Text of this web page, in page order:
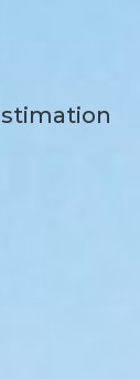
estimation